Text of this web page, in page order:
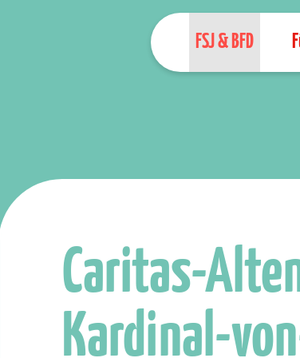
FSJ & BFD
Caritas-
Kardinal-